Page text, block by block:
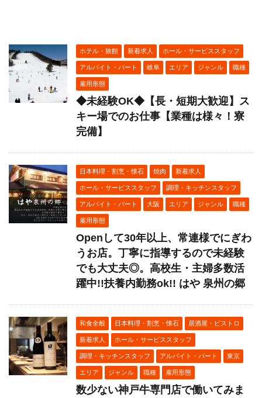
ホテル・旅館 新着求人 ホール・サービススタッフ
アルバイト・パート 岐阜 エリア ジャンル 職種
雇用形態
◆未経験OK◆【長・短期大歓迎】ス
キー場でのお仕事【業種は様々！寮
完備】
日本料理・割烹・懐石 焼肉 新着求人
ホール・サービススタッフ 調理・キッチンスタッフ
アルバイト・パート 大阪 エリア ジャンル 職種
雇用形態
Openして30年以上、常連様でにぎわ
うお店。丁寧に指導するので未経験
でも大丈夫◎。高校生・主婦多数活
躍中!!扶養内勤務ok!! はや 泉州の郷
和食全般 日本料理・割烹・懐石 居酒屋・ビストロ
新着求人 ホール・サービススタッフ
調理・キッチンスタッフ アルバイト・パート 東京
エリア ジャンル 職種 雇用形態
数少ない神戸牛専門店で働いてみま